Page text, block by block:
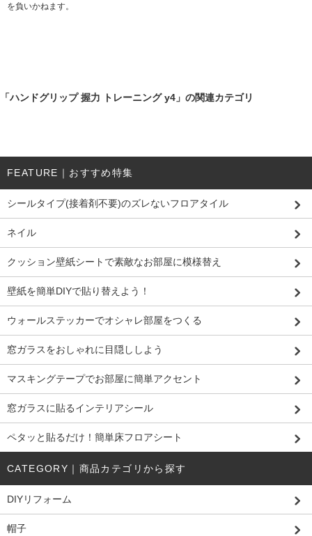
を負いかねます。
「ハンドグリップ 握力 トレーニング y4」の関連カテゴリ
FEATURE｜おすすめ特集
シールタイプ(接着剤不要)のズレないフロアタイル
ネイル
クッション壁紙シートで素敵なお部屋に模様替え
壁紙を簡単DIYで貼り替えよう！
ウォールステッカーでオシャレ部屋をつくる
窓ガラスをおしゃれに目隠ししよう
マスキングテープでお部屋に簡単アクセント
窓ガラスに貼るインテリアシール
ペタッと貼るだけ！簡単床フロアシート
CATEGORY｜商品カテゴリから探す
DIYリフォーム
帽子